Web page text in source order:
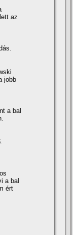
az
jobb
a bal
a bal
ért